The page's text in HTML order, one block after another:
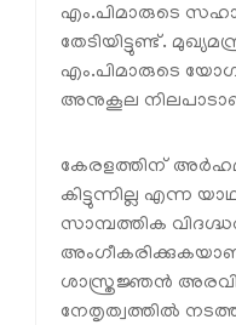
എം.പിമാരുടെ
തേടിയിട്ടുണ്ട്.
എം.പിമാരുടെ
അനുകൂല നിലപാടാണ്
കേരളത്തിന്
കിട്ടുന്നില്ല എന്ന
സാമ്പത്തിക
ശാസ്ത്രജ്ഞൻ
നേതൃത്വത്തിൽ